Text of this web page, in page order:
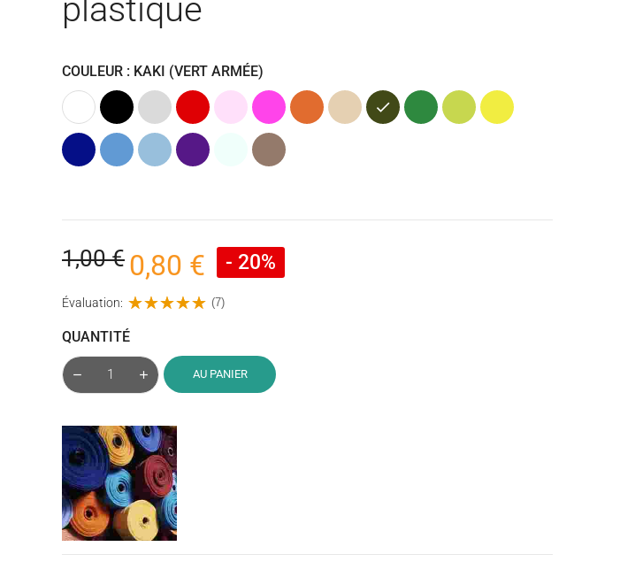
plastique
COULEUR : KAKI (VERT ARMÉE)
Blanc Noir
Gris
clair
Rouge Rose
Clair
Rose
fuchsia
OrangeBeige Kaki
(Vert
Vert
Vert
anis
Jaune
Bleu
cobalt
Bleu
Bleu
Clair
Violet Transparent
Marron
clair
1,00 € 0,80 € - 20%
Évaluation: (7)
QUANTITÉ
AU PANIER